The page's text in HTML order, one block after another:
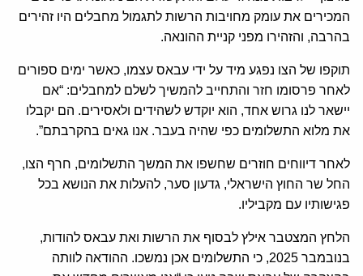
המכירים את עומק מחויבות הרשות לתגמול מחבלים היו זהירים
בהרבה, והזהירו מפני קניית ההונאה.
תוקפו של הצו נפגע מיד על ידי עבאס עצמו, כאשר ימים ספורים
לאחר פרסומו חזר והתחייב להמשיך לשלם למחבלים: “אם
יישאר לנו גרוש אחד, הוא יוקדש לשהידים ולאסירים. הם יקבלו
את מלוא התשלומים כפי שהיה בעבר. אנו גאים בהקרבתם”.
לאחר דיווחים חוזרים שחשפו את המשך התשלומים, חרף הצו,
החל שר החוץ הישראלי, גדעון סער, להעלות את הנושא בכל
פגישותיו עם מקביליו.
הלחץ המצטבר אילץ לבסוף את הרשות ואת עבאס להודות,
בנובמבר 2025, כי התשלומים אכן נמשכו. ההודאה לוותה